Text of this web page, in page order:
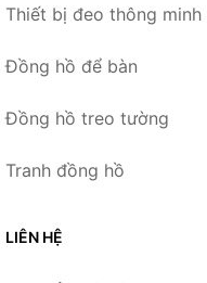
Thiết bị đeo thông minh
Đồng hồ để bàn
Đồng hồ treo tường
Tranh đồng hồ
LIÊN HỆ